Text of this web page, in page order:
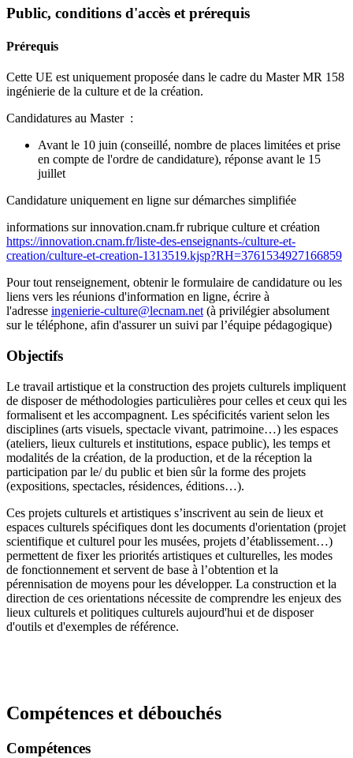
Public, conditions d'accès et prérequis
Prérequis
Cette UE est uniquement proposée dans le cadre du Master MR 158
ingénierie de la culture et de la création.
Candidatures au Master :
Avant le 10 juin (conseillé, nombre de places limitées et prise
en compte de l'ordre de candidature), réponse avant le 15
juillet
Candidature uniquement en ligne sur démarches simplifiée
informations sur innovation.cnam.fr rubrique culture et création
https://innovation.cnam.fr/liste-des-enseignants-/culture-et-
creation/culture-et-creation-1313519.kjsp?RH=3761534927166859
Pour tout renseignement, obtenir le formulaire de candidature ou les
liens vers les réunions d'information en ligne, écrire à
l'adresse ingenierie-culture@lecnam.net (à privilégier absolument
sur le téléphone, afin d'assurer un suivi par l’équipe pédagogique)
Objectifs
Le travail artistique et la construction des projets culturels impliquent
de disposer de méthodologies particulières pour celles et ceux qui les
formalisent et les accompagnent. Les spécificités varient selon les
disciplines (arts visuels, spectacle vivant, patrimoine…) les espaces
(ateliers, lieux culturels et institutions, espace public), les temps et
modalités de la création, de la production, et de la réception la
participation par le/ du public et bien sûr la forme des projets
(expositions, spectacles, résidences, éditions…).
Ces projets culturels et artistiques s’inscrivent au sein de lieux et
espaces culturels spécifiques dont les documents d'orientation (projet
scientifique et culturel pour les musées, projets d’établissement…)
permettent de fixer les priorités artistiques et culturelles, les modes
de fonctionnement et servent de base à l’obtention et la
pérennisation de moyens pour les développer. La construction et la
direction de ces orientations nécessite de comprendre les enjeux des
lieux culturels et politiques culturels aujourd'hui et de disposer
d'outils et d'exemples de référence.
Compétences et débouchés
Compétences